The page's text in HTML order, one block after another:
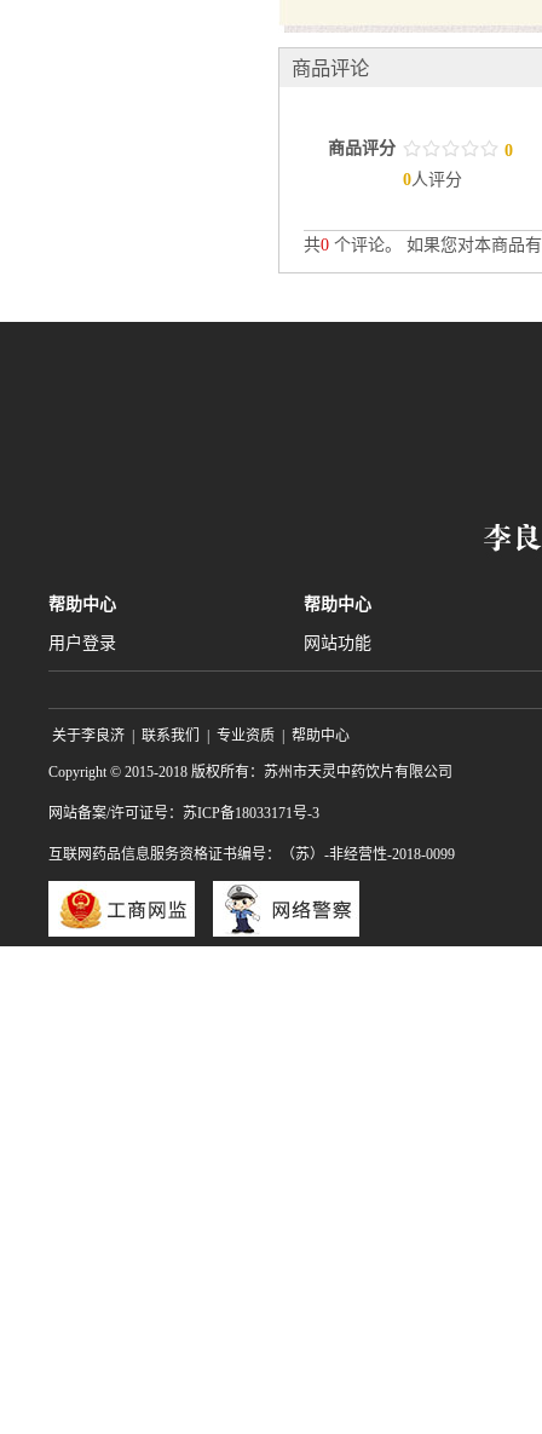
商品评论
商品评分 / / / / /
. . . . . 0
0人评分
共0 个评论。 如果您对本商品
帮助中心
用户登录
帮助中心
网站功能
关于李良济 | 联系我们 | 专业资质 | 帮助中心
Copyright © 2015-2018 版权所有：苏州市天灵中药饮片有限公司
网站备案/许可证号：苏ICP备18033171号-3
互联网药品信息服务资格证书编号：（苏）-非经营性-2018-0099